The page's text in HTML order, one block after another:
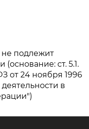
подлежит
ст. 5.1.
от 24 ноября 1996
в